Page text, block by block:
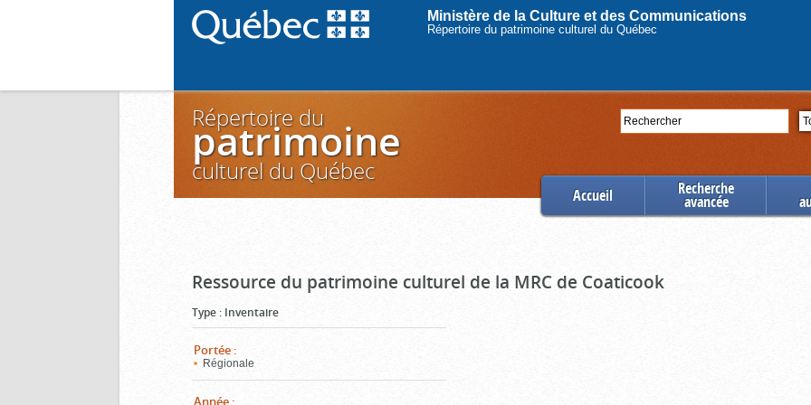
Ministère de la Culture et des Communications
Répertoire du patrimoine culturel du Québec
Rechercher
Répertoire du
patrimoine
culturel du Québec
Accueil Recherche
avancée
Ressource du patrimoine culturel de la MRC de Coaticook
Type : Inventaire
Portée :
Régionale